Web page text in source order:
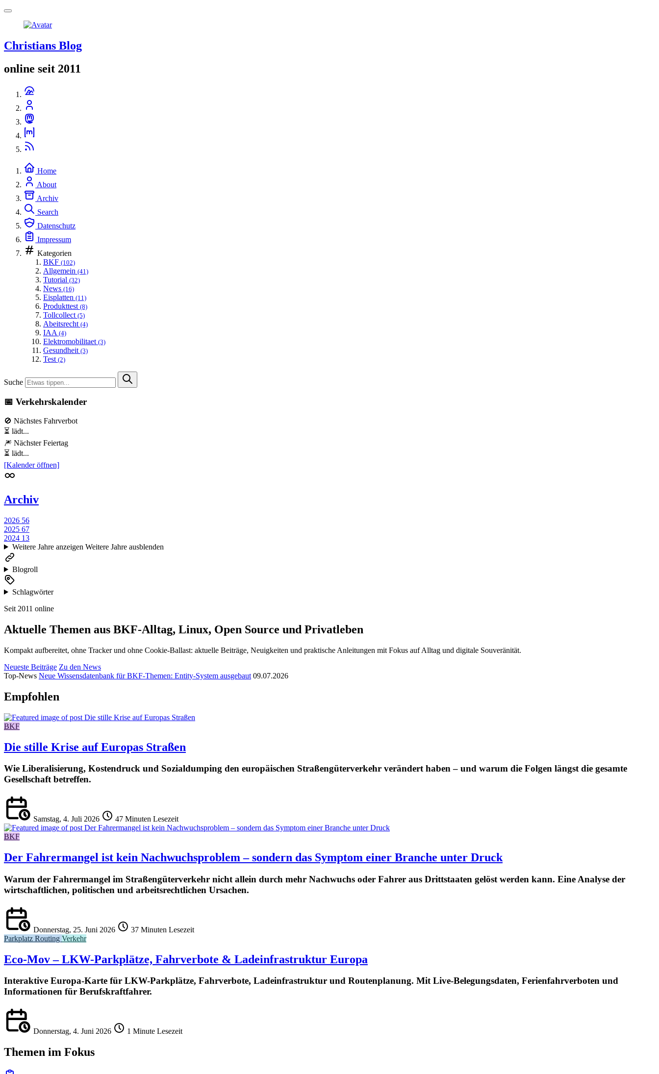
Christians Blog
online seit 2011
Home
About
Archiv
Search
Datenschutz
Impressum
Kategorien
BKF (102)
Allgemein (41)
Tutorial (32)
News (16)
Eisplatten (11)
Produkttest (8)
Tollcollect (5)
Abeitsrecht (4)
IAA (4)
Elektromobilitaet (3)
Gesundheit (3)
Test (2)
Suche
📅 Verkehrskalender
🚫 Nächstes Fahrverbot
⏳ lädt...
🎆 Nächster Feiertag
⏳ lädt...
[Kalender öffnen]
Archiv
2026 56
2025 67
2024 13
Weitere Jahre anzeigen Weitere Jahre ausblenden
Blogroll
Schlagwörter
Seit 2011 online
Aktuelle Themen aus BKF-Alltag, Linux, Open Source und Privatleben
Kompakt aufbereitet, ohne Tracker und ohne Cookie-Ballast: aktuelle Beiträge, Neuigkeiten und praktische Anleitungen mit Fokus auf Alltag und digitale Souveränität.
Neueste Beiträge Zu den News
Top-News Neue Wissensdatenbank für BKF-Themen: Entity-System ausgebaut 09.07.2026
Empfohlen
BKF
Die stille Krise auf Europas Straßen
Wie Liberalisierung, Kostendruck und Sozialdumping den europäischen Straßengüterverkehr verändert haben – und warum die Folgen längst die gesamte
Gesellschaft betreffen.
Samstag, 4. Juli 2026 47 Minuten Lesezeit
BKF
Der Fahrermangel ist kein Nachwuchsproblem – sondern das Symptom einer Branche unter Druck
Warum der Fahrermangel im Straßengüterverkehr nicht allein durch mehr Nachwuchs oder Fahrer aus Drittstaaten gelöst werden kann. Eine Analyse der
wirtschaftlichen, politischen und arbeitsrechtlichen Ursachen.
Donnerstag, 25. Juni 2026
37 Minuten Lesezeit
Parkplatz Routing Verkehr
Eco-Mov – LKW-Parkplätze, Fahrverbote & Ladeinfrastruktur Europa
Interaktive Europa-Karte für LKW-Parkplätze, Fahrverbote, Ladeinfrastruktur und Routenplanung. Mit Live-Belegungsdaten, Ferienfahrverboten und
Informationen für Berufskraftfahrer.
Donnerstag, 4. Juni 2026 1 Minute Lesezeit
Themen im Fokus